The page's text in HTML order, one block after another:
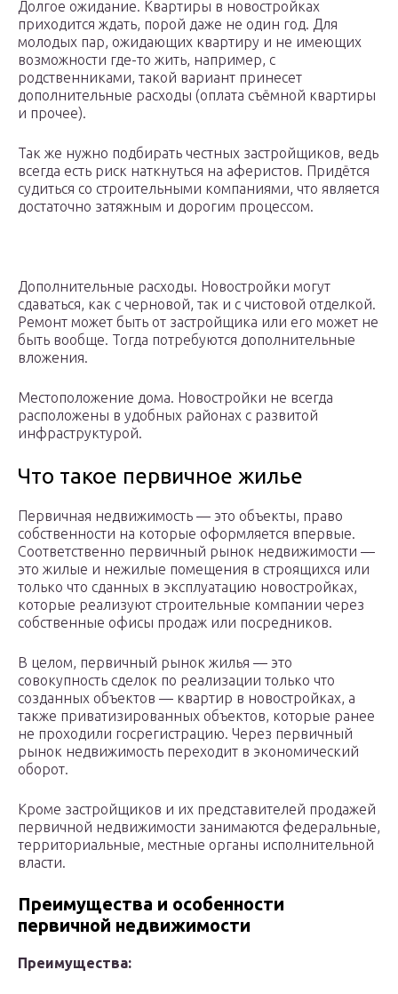
Долгое ожидание. Квартиры в новостройках
приходится ждать, порой даже не один год. Для
молодых пар, ожидающих квартиру и не имеющих
возможности где-то жить, например, с
родственниками, такой вариант принесет
дополнительные расходы (оплата съёмной квартиры
и прочее).
Так же нужно подбирать честных застройщиков, ведь
всегда есть риск наткнуться на аферистов. Придётся
судиться со строительными компаниями, что является
достаточно затяжным и дорогим процессом.
Дополнительные расходы. Новостройки могут
сдаваться, как с черновой, так и с чистовой отделкой.
Ремонт может быть от застройщика или его может не
быть вообще. Тогда потребуются дополнительные
вложения.
Местоположение дома. Новостройки не всегда
расположены в удобных районах с развитой
инфраструктурой.
Что такое первичное жилье
Первичная недвижимость — это объекты, право
собственности на которые оформляется впервые.
Соответственно первичный рынок недвижимости —
это жилые и нежилые помещения в строящихся или
только что сданных в эксплуатацию новостройках,
которые реализуют строительные компании через
собственные офисы продаж или посредников.
В целом, первичный рынок жилья — это
совокупность сделок по реализации только что
созданных объектов — квартир в новостройках, а
также приватизированных объектов, которые ранее
не проходили госрегистрацию. Через первичный
рынок недвижимость переходит в экономический
оборот.
Кроме застройщиков и их представителей продажей
первичной недвижимости занимаются федеральные,
территориальные, местные органы исполнительной
власти.
Преимущества и особенности
первичной недвижимости
Преимущества: